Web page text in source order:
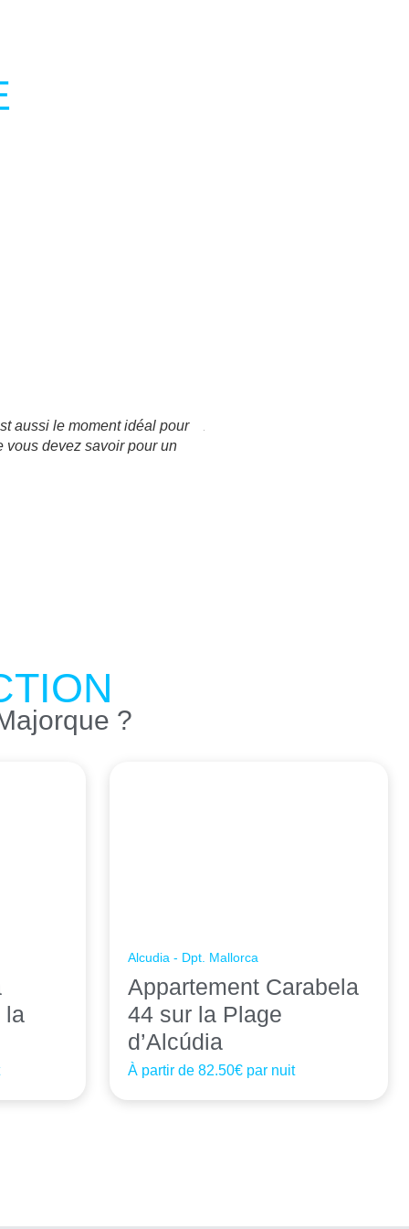
aussi le moment idéal pour
vous devez savoir pour un
?
la
Alcudia - Dpt. Mallorca
Appartement Carabela
44 sur la Plage
d’Alcúdia
À partir de82.50€ par nuit